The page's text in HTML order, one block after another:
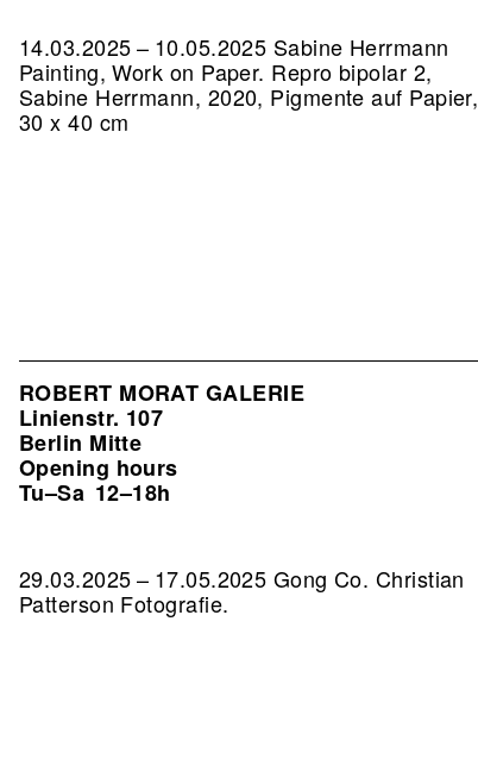
14.03.2025 – 10.05.2025 Sabine Herrmann
Painting, Work on Paper. Repro bipolar 2,
Sabine Herrmann, 2020, Pigmente auf Papier,
30 x 40 cm
ROBERT MORAT GALERIE
Linienstr. 107
Berlin Mitte
Opening hours
Tu–Sa 12–18h
29.03.2025 – 17.05.2025 Gong Co. Christian
Patterson Fotografie.